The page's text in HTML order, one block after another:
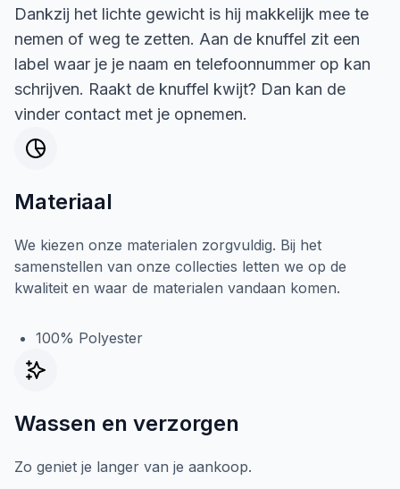
Dankzij het lichte gewicht is hij makkelijk mee te
nemen of weg te zetten. Aan de knuffel zit een
label waar je je naam en telefoonnummer op kan
schrijven. Raakt de knuffel kwijt? Dan kan de
vinder contact met je opnemen.
Materiaal
We kiezen onze materialen zorgvuldig. Bij het
samenstellen van onze collecties letten we op de
kwaliteit en waar de materialen vandaan komen.
100% Polyester
Wassen en verzorgen
Zo geniet je langer van je aankoop.